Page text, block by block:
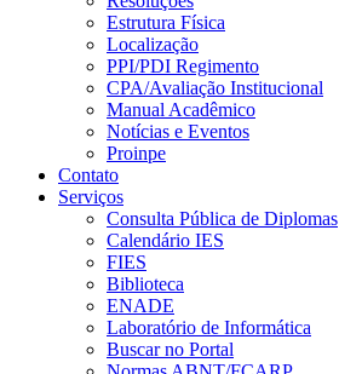
Estrutura Física
Localização
PPI/PDI Regimento
CPA/Avaliação Institucional
Manual Acadêmico
Notícias e Eventos
Proinpe
Contato
Serviços
Consulta Pública de Diplomas
Calendário IES
FIES
Biblioteca
ENADE
Laboratório de Informática
Buscar no Portal